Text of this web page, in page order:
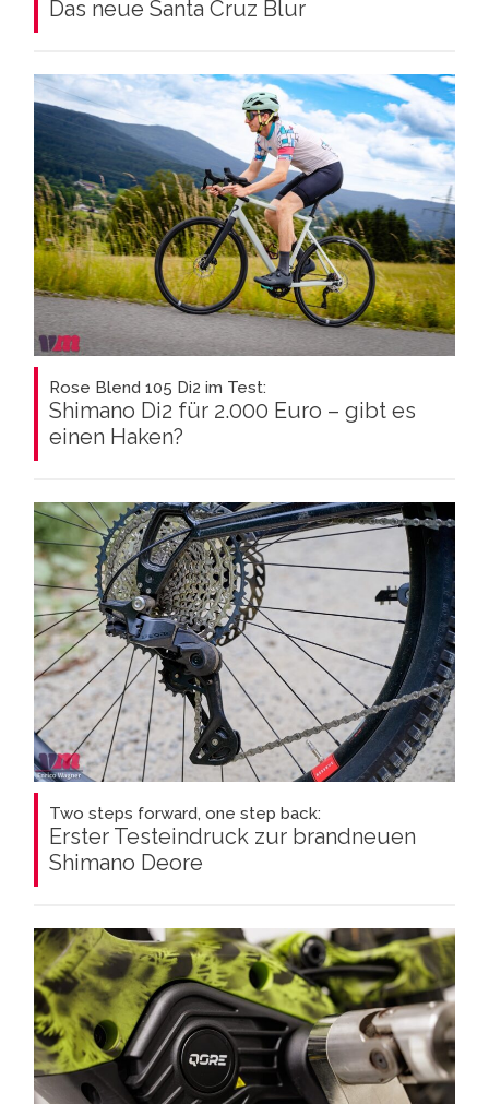
Das neue Santa Cruz Blur
Rose Blend 105 Di2 im Test:
Shimano Di2 für 2.000 Euro – gibt es
einen Haken?
Two steps forward, one step back:
Erster Testeindruck zur brandneuen
Shimano Deore